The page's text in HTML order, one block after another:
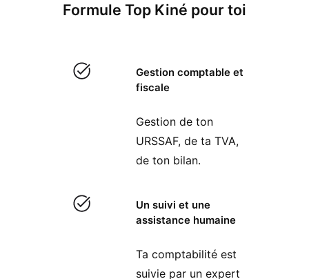
Formule Top Kiné pour toi
Gestion comptable et
fiscale
Gestion de ton
URSSAF, de ta TVA,
de ton bilan.
Un suivi et une
assistance humaine
Ta comptabilité est
suivie par un expert